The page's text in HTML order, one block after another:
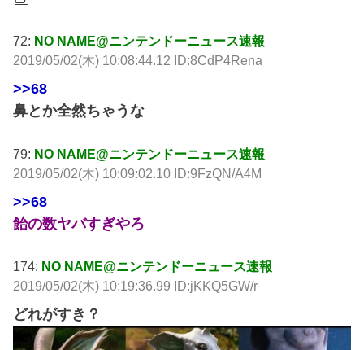
72: NO NAME@ニンテンドーニュース速報
2019/05/02(木) 10:08:44.12 ID:8CdP4Rena
>>68
鼻とか全然ちゃうな
79: NO NAME@ニンテンドーニュース速報
2019/05/02(木) 10:09:02.10 ID:9FzQN/A4M
>>68
飴の数ヤバすぎやろ
174: NO NAME@ニンテンドーニュース速報
2019/05/02(木) 10:19:36.99 ID:jKKQ5GW/r
どれがすき？